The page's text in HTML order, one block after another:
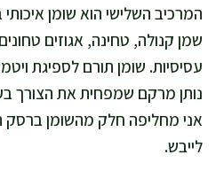
המרכיב השלישי הוא שומן איכותי
שמן קנולה, טחינה, אגוזים
עסיסיות. שומן תורם לספיגת
נותן מרקם שמפחית את הצורך
אני מחליפה חלק מהשומן ברסק
לייבש.